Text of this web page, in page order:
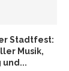
Stadtfest:
Musik,